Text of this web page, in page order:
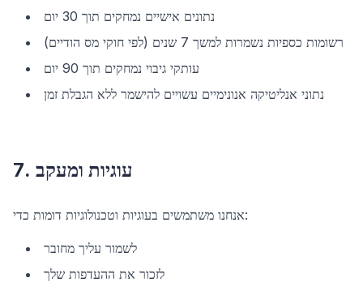
נתונים אישיים נמחקים תוך 30 יום
רשומות כספיות נשמרות למשך 7 שנים (לפי חוקי מס הודיים)
עותקי גיבוי נמחקים תוך 90 יום
נתוני אנליטיקה אנונימיים עשויים להישמר ללא הגבלת זמן
7. עוגיות ומעקב
אנחנו משתמשים בעוגיות וטכנולוגיות דומות כדי:
לשמור עליך מחובר
לזכור את ההעדפות שלך